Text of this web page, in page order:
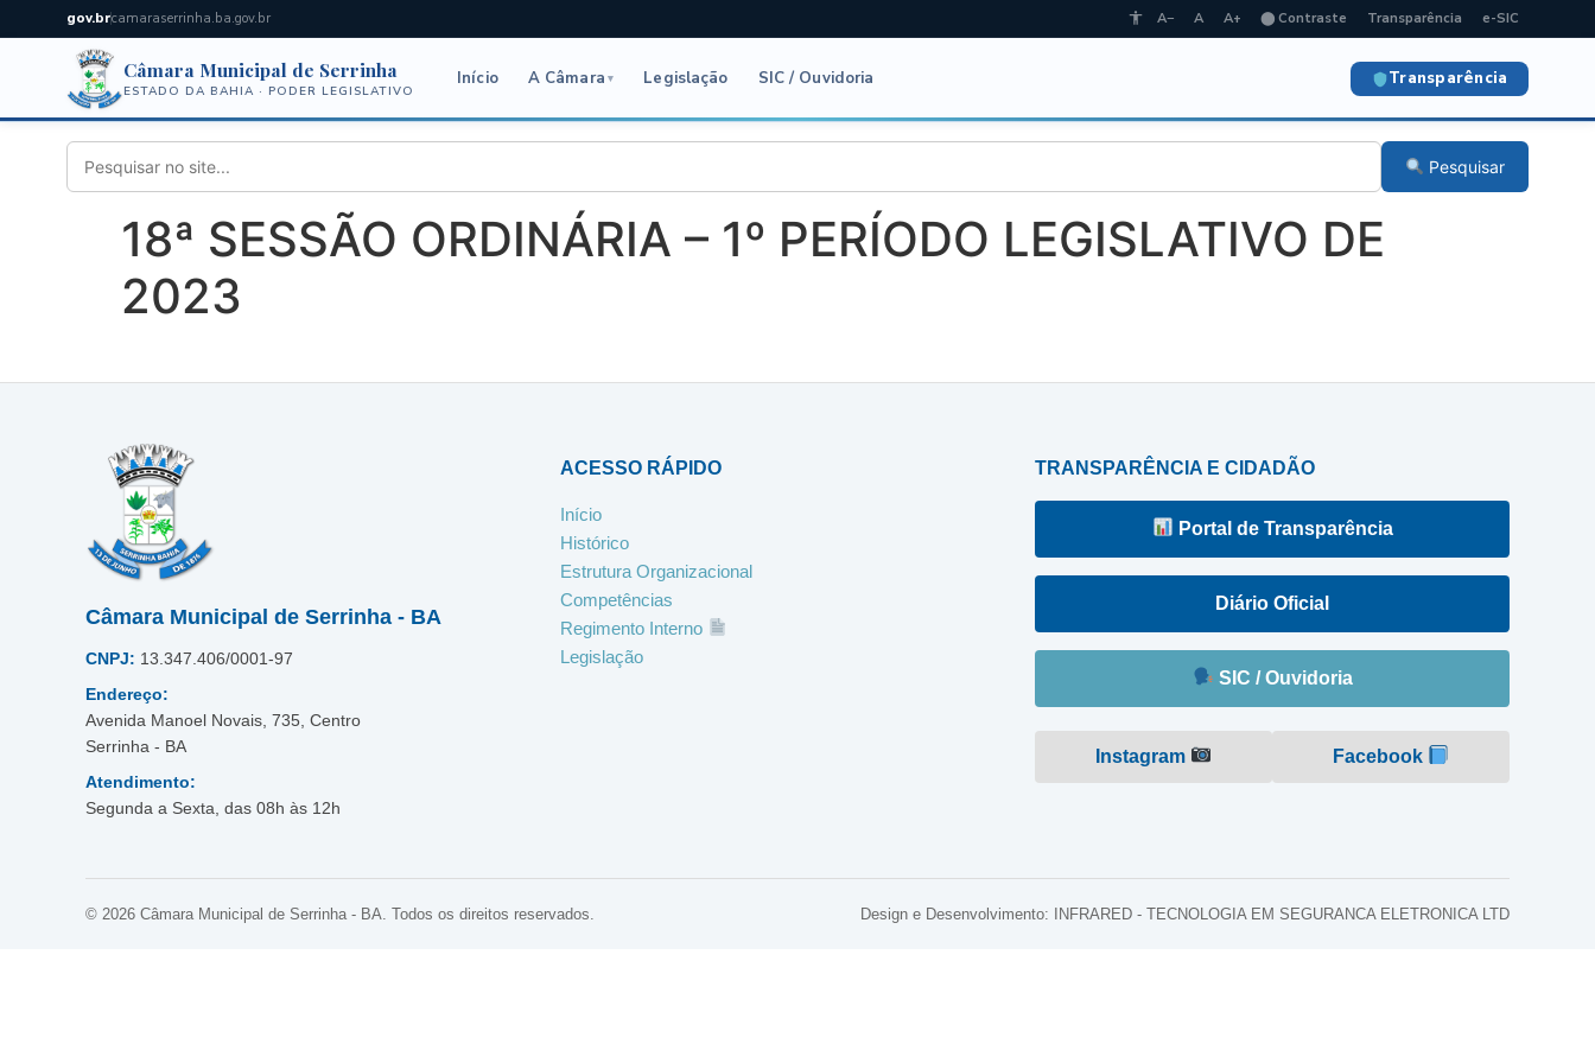
gov.brcamaraserrinha.ba.gov.br A− A A+ ⬤ Contraste Transparência e-SIC
Câmara Municipal de Serrinha
ESTADO DA BAHIA · PODER LEGISLATIVO
Início A Câmara ▾ Legislação SIC / Ouvidoria Transparência
Pesquisar
18ª SESSÃO ORDINÁRIA – 1º PERÍODO LEGISLATIVO DE
2023
Câmara Municipal de Serrinha - BA
CNPJ: 13.347.406/0001-97
Endereço:
Avenida Manoel Novais, 735, Centro
Serrinha - BA
Atendimento:
Segunda a Sexta, das 08h às 12h
ACESSO RÁPIDO
Início
Histórico
Estrutura Organizacional
Competências
Regimento Interno
Legislação
TRANSPARÊNCIA E CIDADÃO
Portal de Transparência
Diário Oficial
SIC / Ouvidoria
Instagram Facebook
© 2026 Câmara Municipal de Serrinha - BA. Todos os direitos reservados. Design e Desenvolvimento: INFRARED - TECNOLOGIA EM SEGURANCA ELETRONICA LTD